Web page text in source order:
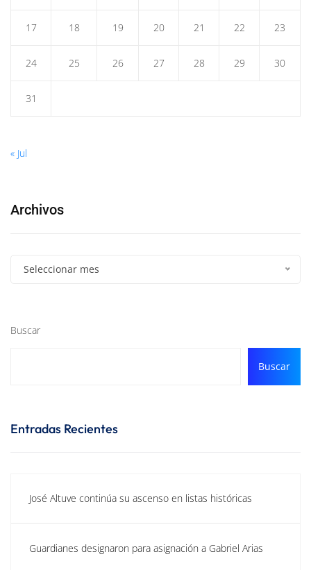
17 18 19 20 21 22 23
24 25 26 27 28 29 30
31
« Jul
Archivos
Seleccionar mes
Buscar
Buscar
Entradas Recientes
José Altuve continúa su ascenso en listas históricas
Guardianes designaron para asignación a Gabriel Arias